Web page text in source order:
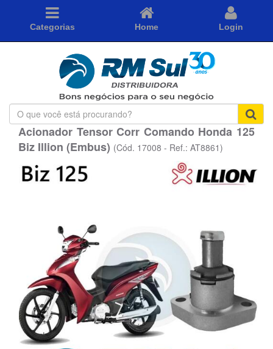
Categorias Home Login
O
que
você
está
Acionador Tensor Corr Comando Honda 125
Biz Illion (Embus) (Cód. 17008 - Ref.: AT8861)